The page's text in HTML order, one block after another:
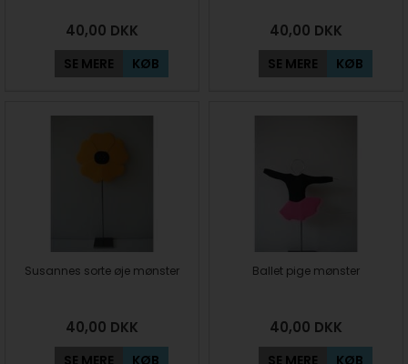
40,00 DKK
SE MERE KØB
40,00 DKK
SE MERE KØB
Susannes sorte øje mønster
40,00 DKK
SE MERE KØB
Ballet pige mønster
40,00 DKK
SE MERE KØB